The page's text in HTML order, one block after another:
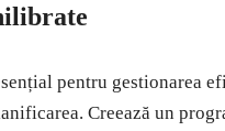
pentru gestionarea
Creează un